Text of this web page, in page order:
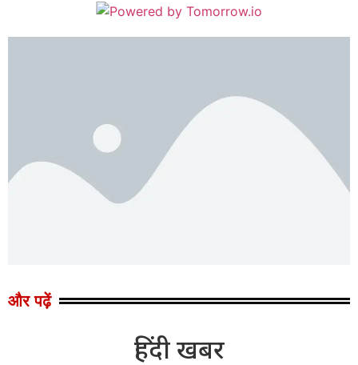
और पढ़ें
हिंदी खबर